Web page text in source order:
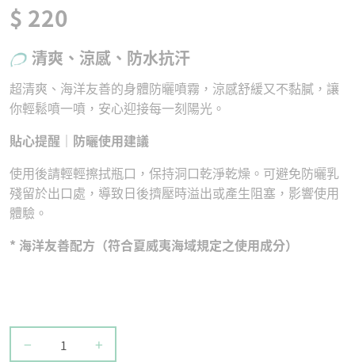
$ 220
清爽、涼感、防水抗汗
超清爽、海洋友善的身體防曬噴霧，涼感舒緩又不黏膩，讓
你輕鬆噴一噴，安心迎接每一刻陽光。
貼心提醒｜防曬使用建議
使用後請輕輕擦拭瓶口，保持洞口乾淨乾燥。可避免防曬乳
殘留於出口處，導致日後擠壓時溢出或產生阻塞，影響使用
體驗。
* 海洋友善配方（符合夏威夷海域規定之使用成分）
− +